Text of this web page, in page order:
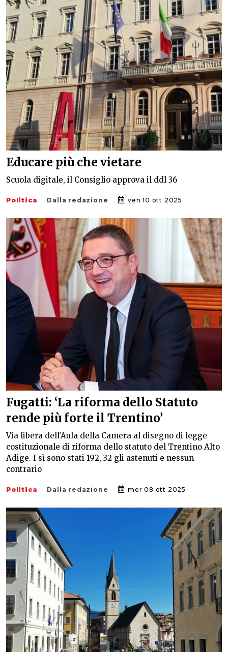
Educare più che vietare
Scuola digitale, il Consiglio approva il ddl 36
Politica Dalla redazione ven 10 ott 2025
Fugatti: ‘La riforma dello Statuto
rende più forte il Trentino’
Via libera dell'Aula della Camera al disegno di legge
costituzionale di riforma dello statuto del Trentino Alto
Adige. I sì sono stati 192, 32 gli astenuti e nessun
contrario
Politica Dalla redazione mer 08 ott 2025